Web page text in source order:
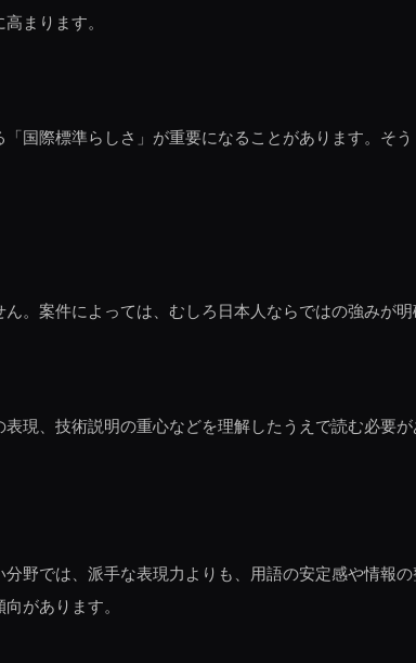
まります。
国際標準らしさ」が重要になることがあります。そ
。案件によっては、むしろ日本人ならではの強みが
現、技術説明の重心などを理解したうえで読む必要
野では、派手な表現力よりも、用語の安定感や情報
があります。